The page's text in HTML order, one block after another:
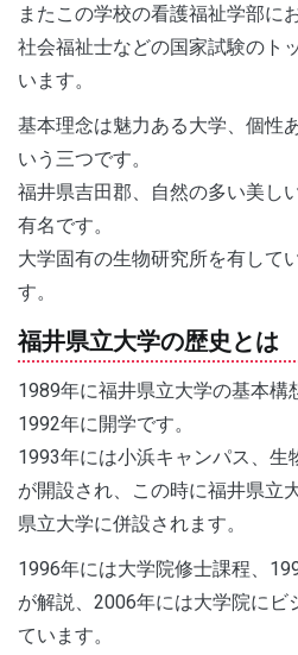
またこの学校の看護福祉学部に
社会福祉士などの国家試験のト
います。
基本理念は魅力ある大学、個性
いう三つです。
福井県吉田郡、自然の多い美し
有名です。
大学固有の生物研究所を有して
す。
福井県立大学の歴史とは
1989年に福井県立大学の基本構
1992年に開学です。
1993年には小浜キャンパス、生
が開設され、この時に福井県立
県立大学に併設されます。
1996年には大学院修士課程、
が解説、2006年には大学院にビ
ています。